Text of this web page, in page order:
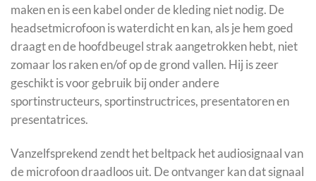
maken en is een kabel onder de kleding niet nodig. De
headsetmicrofoon is waterdicht en kan, als je hem goed
draagt en de hoofdbeugel strak aangetrokken hebt, niet
zomaar los raken en/of op de grond vallen. Hij is zeer
geschikt is voor gebruik bij onder andere
sportinstructeurs, sportinstructrices, presentatoren en
presentatrices.
Vanzelfsprekend zendt het beltpack het audiosignaal van
de microfoon draadloos uit. De ontvanger kan dat signaal